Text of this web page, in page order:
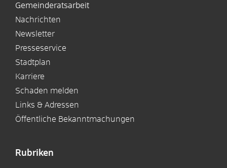
Gemeinderatsarbeit
Nachrichten
Newsletter
Presseservice
Stadtplan
Karriere
Schaden melden
Links & Adressen
Öffentliche Bekanntmachungen
Rubriken